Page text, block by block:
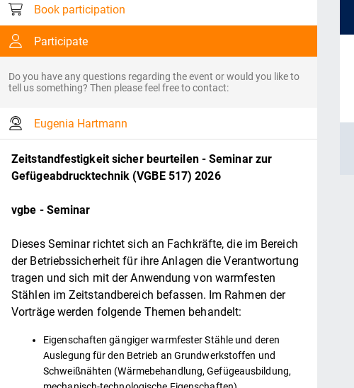
Book participation
Participate
Do you have any questions regarding the event or would you like to
tell us something? Then please feel free to contact:
Eugenia Hartmann
Zeitstandfestigkeit sicher beurteilen - Seminar zur
Gefügeabdrucktechnik (VGBE 517) 2026
vgbe - Seminar
Dieses Seminar richtet sich an Fachkräfte, die im Bereich
der Betriebssicherheit für ihre Anlagen die Verantwortung
tragen und sich mit der Anwendung von warmfesten
Stählen im Zeitstandbereich befassen. Im Rahmen der
Vorträge werden folgende Themen behandelt:
Eigenschaften gängiger warmfester Stähle und deren
Auslegung für den Betrieb an Grundwerkstoffen und
Schweißnähten (Wärmebehandlung, Gefügeausbildung,